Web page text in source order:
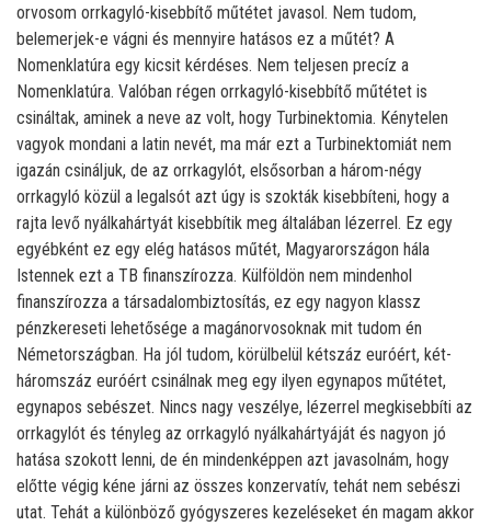
orvosom orrkagyló-kisebbítő műtétet javasol. Nem tudom,
belemerjek-e vágni és mennyire hatásos ez a műtét? A
Nomenklatúra egy kicsit kérdéses. Nem teljesen precíz a
Nomenklatúra. Valóban régen orrkagyló-kisebbítő műtétet is
csináltak, aminek a neve az volt, hogy Turbinektomia. Kénytelen
vagyok mondani a latin nevét, ma már ezt a Turbinektomiát nem
igazán csináljuk, de az orrkagylót, elsősorban a három-négy
orrkagyló közül a legalsót azt úgy is szokták kisebbíteni, hogy a
rajta levő nyálkahártyát kisebbítik meg általában lézerrel. Ez egy
egyébként ez egy elég hatásos műtét, Magyarországon hála
Istennek ezt a TB finanszírozza. Külföldön nem mindenhol
finanszírozza a társadalombiztosítás, ez egy nagyon klassz
pénzkereseti lehetősége a magánorvosoknak mit tudom én
Németországban. Ha jól tudom, körülbelül kétszáz euróért, két-
háromszáz euróért csinálnak meg egy ilyen egynapos műtétet,
egynapos sebészet. Nincs nagy veszélye, lézerrel megkisebbíti az
orrkagylót és tényleg az orrkagyló nyálkahártyáját és nagyon jó
hatása szokott lenni, de én mindenképpen azt javasolnám, hogy
előtte végig kéne járni az összes konzervatív, tehát nem sebészi
utat. Tehát a különböző gyógyszeres kezeléseket én magam akkor